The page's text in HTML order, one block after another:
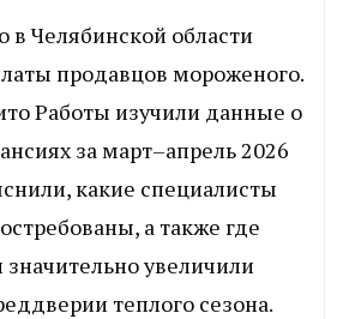
в Челябинской области
продавцов мороженого.
Работы изучили данные о
за март–апрель 2026
какие специалисты
а также где
значительно увеличили
теплого сезона.